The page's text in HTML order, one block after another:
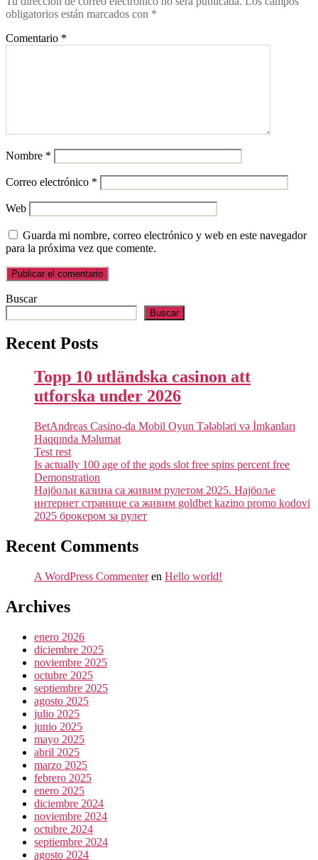
obligatorios están marcados con *
Comentario *
Nombre *
Correo electrónico *
Web
Guarda mi nombre, correo electrónico y web en este navegador
para la próxima vez que comente.
Buscar
Buscar
Recent Posts
Topp 10 utländska casinon att
utforska under 2026
BetAndreas Casino-da Mobil Oyun Tələbləri və İmkanları
Haqqında Məlumat
Test rest
Is actually 100 age of the gods slot free spins percent free
Demonstration
Најбољи казина са живим рулетом 2025. Најбоље
интернет странице са живим goldbet kazino promo kodovi
2025 брокером за рулет
Recent Comments
A WordPress Commenteren Hello world!
Archives
enero 2026
diciembre 2025
noviembre 2025
octubre 2025
septiembre 2025
agosto 2025
julio 2025
junio 2025
mayo 2025
abril 2025
marzo 2025
febrero 2025
enero 2025
diciembre 2024
noviembre 2024
octubre 2024
septiembre 2024
agosto 2024